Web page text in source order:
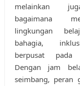
melainkan
bagaimana
lingkungan
bahagia,
berpusat pada
Dengan jam
seimbang, peran